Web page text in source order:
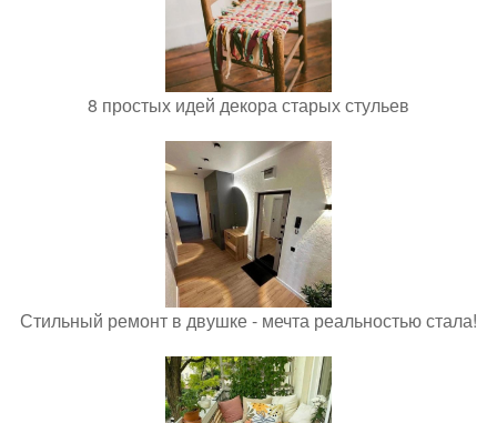
8 простых идей декора старых стульев
Стильный ремонт в двушке - мечта реальностью стала!